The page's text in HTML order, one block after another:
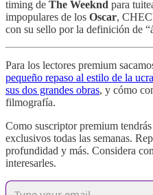
timing de The Weeknd para
impopulares de los Oscar,
con su sello por la definición de
Para los lectores premium
pequeño repaso al estilo de la
sus dos grandes obras, y cómo
filmografía.
Como suscriptor premium
exclusivos todas las semanas.
profundidad y más. Considera
interesarles.